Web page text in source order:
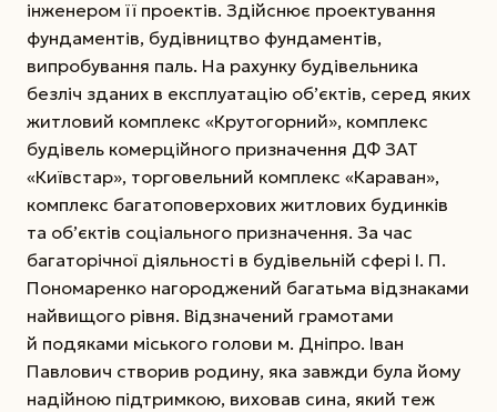
інженером її проектів. Здійснює проектування
фундаментів, будівництво фундаментів,
випробування паль. На рахунку будівельника
безліч зданих в експлуатацію об’єктів, серед яких
житловий комплекс «Крутогорний», комплекс
будівель комерційного призначення ДФ ЗАТ
«Київстар», торговельний комплекс «Караван»,
комплекс багатоповерхових житлових будинків
та об’єктів соціального призначення. За час
багаторічної діяльності в будівельній сфері І. П.
Пономаренко нагороджений багатьма відзнаками
найвищого рівня. Відзначений грамотами
й подяками міського голови м. Дніпро. Іван
Павлович створив родину, яка завжди була йому
надійною підтримкою, виховав сина, який теж